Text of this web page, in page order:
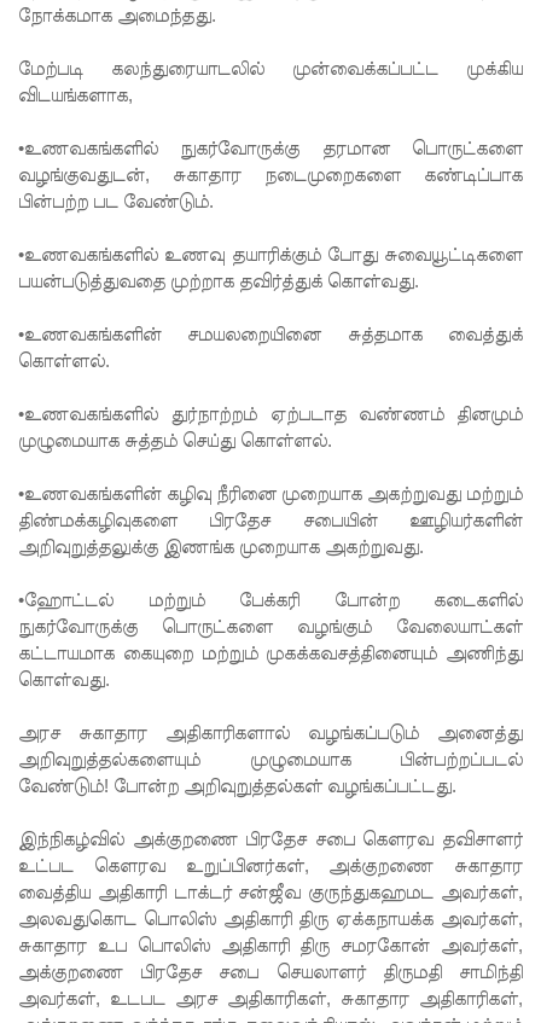
மா அதிபர்
பற்றிய
கருத்து -
சாகர
காரியவச
மத்திய
முன்னி
லை!
நீதித்துறை
சீர்திருத்த
ங்கள்
உலமா
சபைக்கும்
தெளிவூட்
டிய நீதி
அமைச்சர்
ஹர்ஷண
நாணயக்
நோக்கமாக அமைந்தது.
மேற்படி கலந்துரையாடலில் முன்வைக்கப்பட்ட முக்கிய
விடயங்களாக,
•உணவகங்களில் நுகர்வோருக்கு தரமான பொருட்களை
வழங்குவதுடன், சுகாதார நடைமுறைகளை கண்டிப்பாக
பின்பற்ற பட வேண்டும்.
•உணவகங்களில் உணவு தயாரிக்கும் போது சுவையூட்டிகளை
பயன்படுத்துவதை முற்றாக தவிர்த்துக் கொள்வது.
•உணவகங்களின் சமயலறையினை சுத்தமாக வைத்துக்
கொள்ளல்.
•உணவகங்களில் துர்நாற்றம் ஏற்படாத வண்ணம் தினமும்
முழுமையாக சுத்தம் செய்து கொள்ளல்.
•உணவகங்களின் கழிவு நீரினை முறையாக அகற்றுவது மற்றும்
திண்மக்கழிவுகளை பிரதேச சபையின் ஊழியர்களின்
அறிவுறுத்தலுக்கு இணங்க முறையாக அகற்றுவது.
•ஹோட்டல் மற்றும் பேக்கரி போன்ற கடைகளில்
நுகர்வோருக்கு பொருட்களை வழங்கும் வேலையாட்கள்
கட்டாயமாக கையுறை மற்றும் முகக்கவசத்தினையும் அணிந்து
கொள்வது.
அரச சுகாதார அதிகாரிகளால் வழங்கப்படும் அனைத்து
அறிவுறுத்தல்களையும் முழுமையாக பின்பற்றப்படல்
வேண்டும்! போன்ற அறிவுறுத்தல்கள் வழங்கப்பட்டது.
இந்நிகழ்வில் அக்குறணை பிரதேச சபை கெளரவ தவிசாளர்
உட்பட கெளரவ உறுப்பினர்கள், அக்குறணை சுகாதார
வைத்திய அதிகாரி டாக்டர் சன்ஜீவ குருந்துகஹமட அவர்கள்,
அலவதுகொட பொலிஸ் அதிகாரி திரு ஏக்கநாயக்க அவர்கள்,
சுகாதார உப பொலிஸ் அதிகாரி திரு சமரகோன் அவர்கள்,
அக்குறணை பிரதேச சபை செயலாளர் திருமதி சாமிந்தி
அவர்கள், உடபட அரச அதிகாரிகள், சுகாதார அதிகாரிகள்,